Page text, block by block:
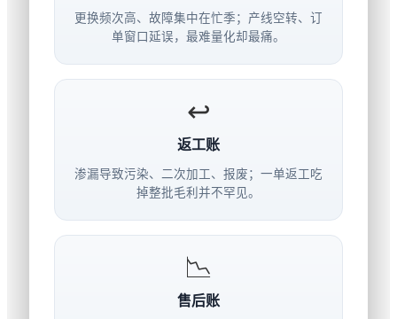
更换频次高、故障集中在忙季；产线空转、订
单窗口延误，最难量化却最痛。
↩
返工账
渗漏导致污染、二次加工、报废；一单返工吃
掉整批毛利并不罕见。
📉
售后账